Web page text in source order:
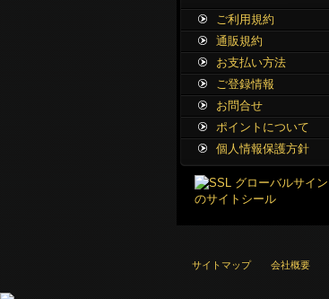
ご利用規約
通販規約
お支払い方法
ご登録情報
お問合せ
ポイントについて
個人情報保護方針
サイトマップ 会社概要